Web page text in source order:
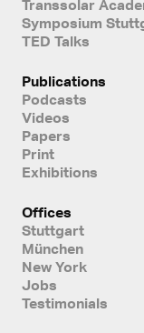
Transsolar
Symposium
TED Talks
Publications
Podcasts
Videos
Papers
Print
Exhibitions
Offices
Stuttgart
München
New York
Jobs
Testimonials